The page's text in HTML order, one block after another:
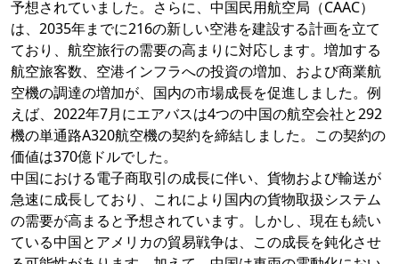
予想されていました。さらに、中国民用航空局（CAAC）
は、2035年までに216の新しい空港を建設する計画を立て
ており、航空旅行の需要の高まりに対応します。増加する
航空旅客数、空港インフラへの投資の増加、および商業航
空機の調達の増加が、国内の市場成長を促進しました。例
えば、2022年7月にエアバスは4つの中国の航空会社と292
機の単通路A320航空機の契約を締結しました。この契約の
価値は370億ドルでした。
中国における電子商取引の成長に伴い、貨物および輸送が
急速に成長しており、これにより国内の貨物取扱システム
の需要が高まると予想されています。しかし、現在も続い
ている中国とアメリカの貿易戦争は、この成長を鈍化させ